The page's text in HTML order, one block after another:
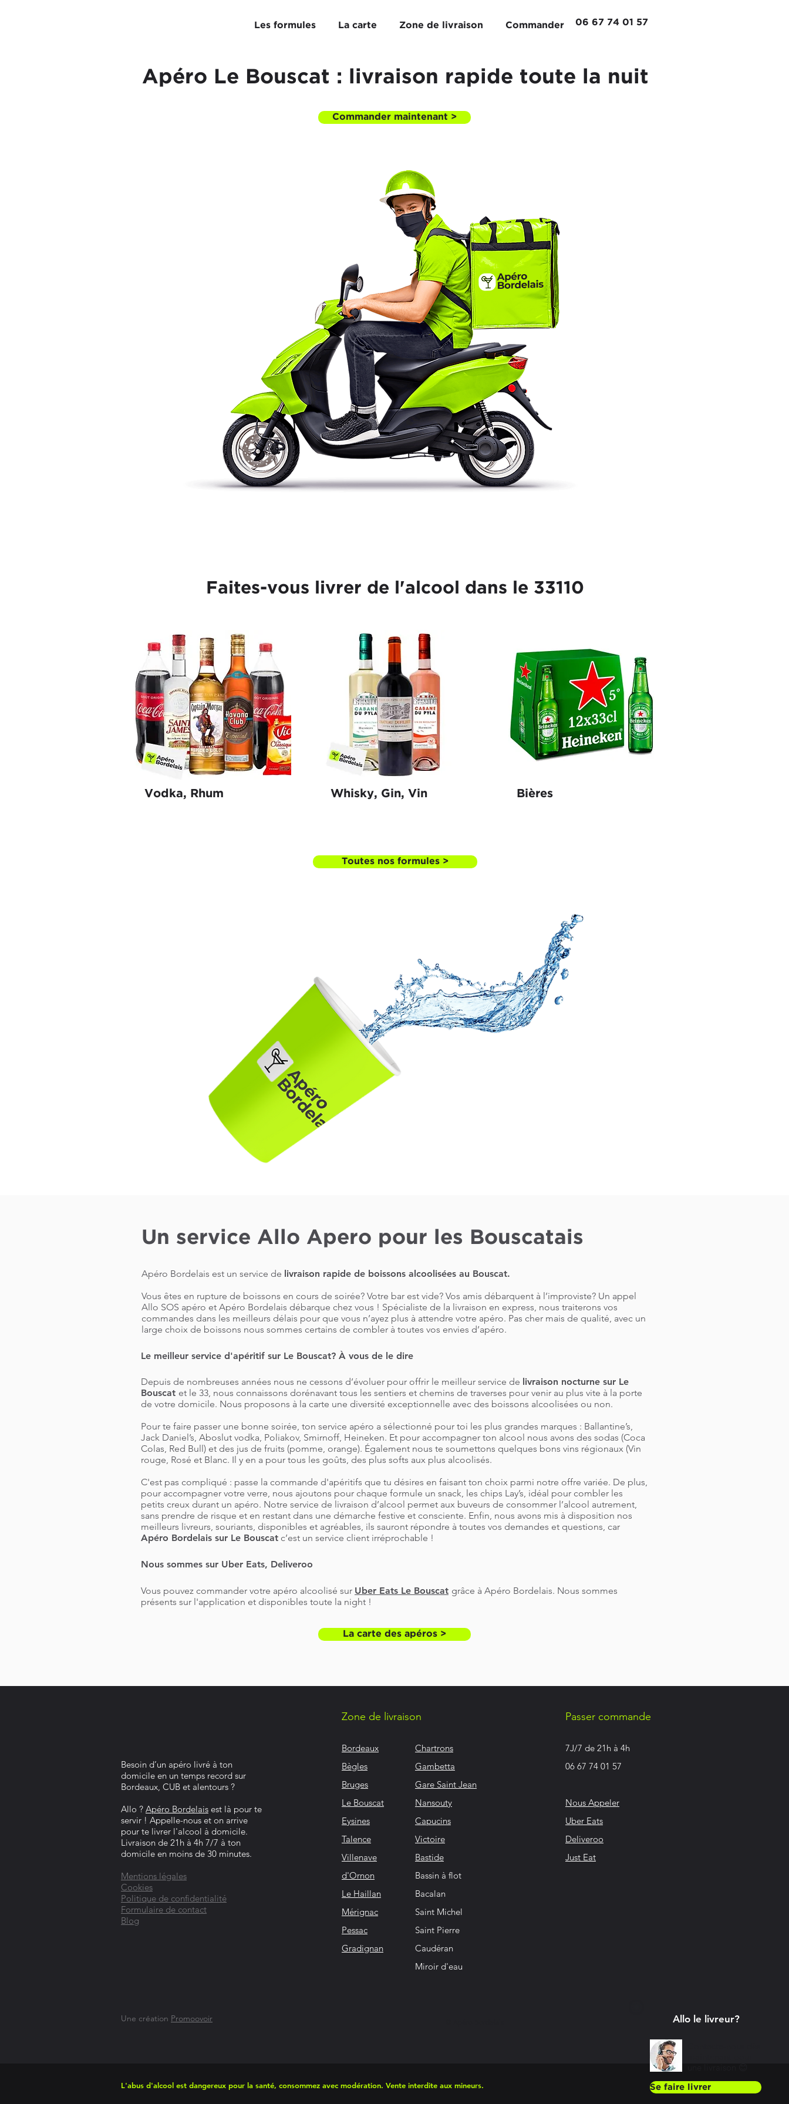
Les formules La carte Zone de livraison Commander 06 67 74 01 57
Apéro Le Bouscat : livraison rapide toute la nuit
Commander maintenant >
Faites-vous livrer de l'alcool dans le 33110
Vodka, Rhum Whisky, Gin, Vin Bières
Toutes nos formules >
Un service Allo Apero pour les Bouscatais
Apéro Bordelais est un service de livraison rapide de boissons alcoolisées au Bouscat.
Vous êtes en rupture de boissons en cours de soirée? Votre bar est vide? Vos amis débarquent à l’improviste? Un appel
Allo SOS apéro et Apéro Bordelais débarque chez vous ! Spécialiste de la livraison en express, nous traiterons vos
commandes dans les meilleurs délais pour que vous n’ayez plus à attendre votre apéro. Pas cher mais de qualité, avec un
large choix de boissons nous sommes certains de combler à toutes vos envies d’apéro.
Le meilleur service d'apéritif sur Le Bouscat? À vous de le dire
Depuis de nombreuses années nous ne cessons d’évoluer pour offrir le meilleur service de livraison nocturne sur Le
Bouscat et le 33, nous connaissons dorénavant tous les sentiers et chemins de traverses pour venir au plus vite à la porte
de votre domicile. Nous proposons à la carte une diversité exceptionnelle avec des boissons alcoolisées ou non.
Pour te faire passer une bonne soirée, ton service apéro a sélectionné pour toi les plus grandes marques : Ballantine’s,
Jack Daniel’s, Aboslut vodka, Poliakov, Smirnoff, Heineken. Et pour accompagner ton alcool nous avons des sodas (Coca
Colas, Red Bull) et des jus de fruits (pomme, orange). Également nous te soumettons quelques bons vins régionaux (Vin
rouge, Rosé et Blanc. Il y en a pour tous les goûts, des plus softs aux plus alcoolisés.
C'est pas compliqué : passe la commande d'apéritifs que tu désires en faisant ton choix parmi notre offre variée. De plus,
pour accompagner votre verre, nous ajoutons pour chaque formule un snack, les chips Lay’s, idéal pour combler les
petits creux durant un apéro. Notre service de livraison d’alcool permet aux buveurs de consommer l’alcool autrement,
sans prendre de risque et en restant dans une démarche festive et consciente. Enfin, nous avons mis à disposition nos
meilleurs livreurs, souriants, disponibles et agréables, ils sauront répondre à toutes vos demandes et questions, car
Apéro Bordelais sur Le Bouscat c’est un service client irréprochable !
Nous sommes sur Uber Eats, Deliveroo
Vous pouvez commander votre apéro alcoolisé sur Uber Eats Le Bouscat grâce à Apéro Bordelais. Nous sommes
présents sur l'application et disponibles toute la night !
La carte des apéros >
Allo le livreur?
Se faire livrer
Besoin d’un apéro livré à ton
domicile en un temps record sur
Bordeaux, CUB et alentours ?
Allo ? Apéro Bordelais est là pour te
servir ! Appelle-nous et on arrive
pour te livrer l'alcool à domicile.
Livraison de 21h à 4h 7/7 à ton
domicile en moins de 30 minutes.
Mentions légales
Cookies
Politique de confidentialité
Formulaire de contact
Blog
Zone de livraison
Bordeaux
Bègles
Bruges
Le Bouscat
Eysines
Talence
Villenave
d'Ornon
Le Haillan
Mérignac
Pessac
Gradignan
Chartrons
Gambetta
Gare Saint Jean
Nansouty
Capucins
Victoire
Bastide
Bassin à flot
Bacalan
Saint Michel
Saint Pierre
Caudéran
Miroir d'eau
Passer commande
7J/7 de 21h à 4h
06 67 74 01 57
Nous Appeler
Uber Eats
Deliveroo
Just Eat
Une création Promoovoir
L'abus d'alcool est dangereux pour la santé, consommez avec modération. Vente interdite aux mineurs.